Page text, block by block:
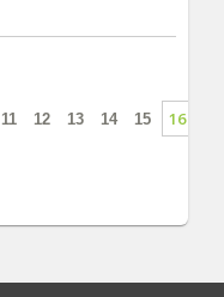
11 12 13 14 15 16